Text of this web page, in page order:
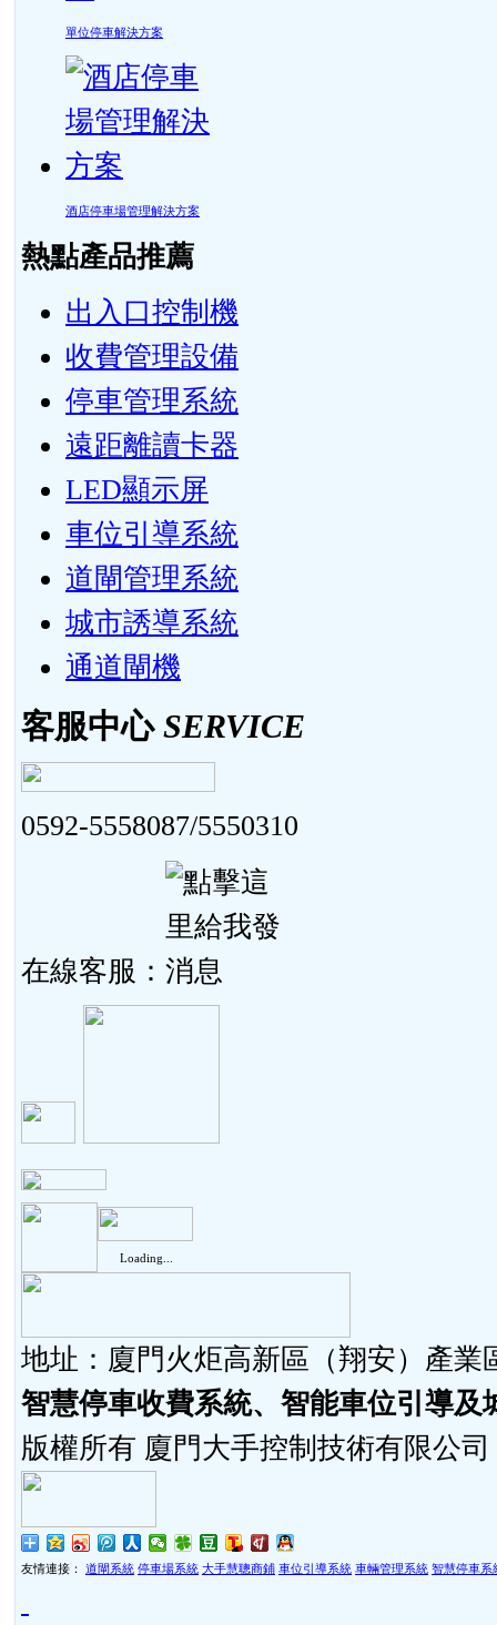
單位停車解決方案
酒店停車場管理解決方案
熱點產品推薦
出入口控制機
收費管理設備
停車管理系統
遠距離讀卡器
LED顯示屏
車位引導系統
道閘管理系統
城市誘導系統
通道閘機
客服中心 SERVICE
0592-5558087/5550310
在線客服：
Loading...
地址：廈門火炬高新區（翔安）產業
智慧停車收費系統、智能車位引導及
版權所有 廈門大手控制技術有限公司
友情連接： 道閘系統 停車場系統 大手慧聰商鋪 車位引導系統 車輛管理系統 智慧停車系